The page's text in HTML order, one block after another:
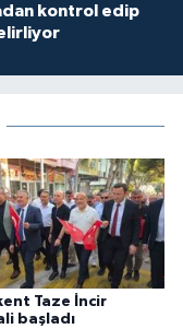
kontrol edip
Taze İncir
başladı